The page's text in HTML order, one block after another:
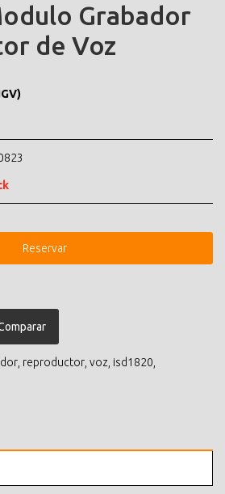
Grabador
de Voz
Reservar
reproductor voz isd1820